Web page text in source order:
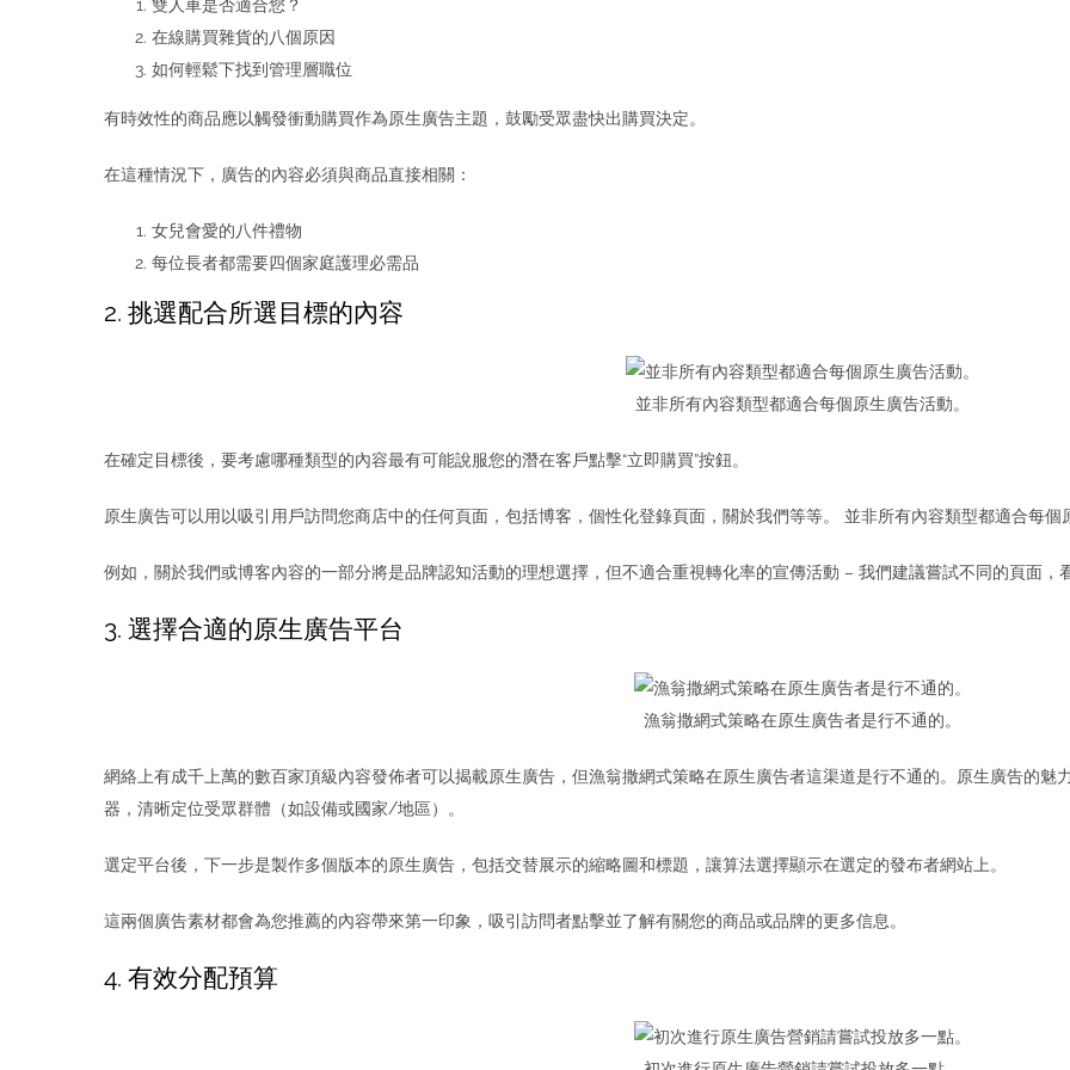
雙人車是否適合您？
在線購買雜貨的八個原因
如何輕鬆下找到管理層職位
有時效性的商品應以觸發衝動購買作為原生廣告主題，鼓勵受眾盡快出購買決定。
在這種情況下，廣告的內容必須與商品直接相關：
女兒會愛的八件禮物
每位長者都需要四個家庭護理必需品
2. 挑選配合所選目標的內容
並非所有內容類型都適合每個原生廣告活動。
在確定目標後，要考慮哪種類型的內容最有可能說服您的潛在客戶點擊“立即購買”按鈕。
原生廣告可以用以吸引用戶訪問您商店中的任何頁面，包括博客，個性化登錄頁面，關於我們等等。 並非所有內容類型都適合每個
例如，關於我們或博客內容的一部分將是品牌認知活動的理想選擇，但不適合重視轉化率的宣傳活動 – 我們建議嘗試不同的頁面，
3. 選擇合適的原生廣告平台
漁翁撒網式策略在原生廣告者是行不通的。
網絡上有成千上萬的數百家頂級內容發佈者可以揭載原生廣告，但漁翁撒網式策略在原生廣告者這渠道是行不通的。原生廣告的
器，清晰定位受眾群體（如設備或國家/地區）。
選定平台後，下一步是製作多個版本的原生廣告，包括交替展示的縮略圖和標題，讓算法選擇顯示在選定的發布者網站上。
這兩個廣告素材都會為您推薦的內容帶來第一印象，吸引訪問者點擊並了解有關您的商品或品牌的更多信息。
4. 有效分配預算